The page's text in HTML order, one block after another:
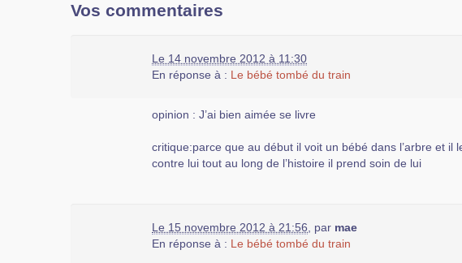
Vos commentaires
Le 14 novembre 2012 à 11:30
En réponse à : Le bébé tombé du train
opinion : J’ai bien aimée se livre
critique:parce que au début il voit un bébé dans l’arbre et il
contre lui tout au long de l’histoire il prend soin de lui
Le 15 novembre 2012 à 21:56 par mae
En réponse à : Le bébé tombé du train